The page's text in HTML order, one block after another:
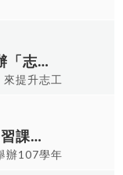
日前報
本部建置
全國資訊
至全國資
理。 (三)
31日前，
本部辦
中華非營利組織發展協會將舉辦「志願服務基礎訓練及志願服務特殊訓練-社會福利類」，請鼓勵學生踴躍參加，詳如說明。
提升志工
，經由培
累積服務
與地方服
107學年度第2學期 「服務學學習課程」成果競賽得獎名單。
辦107學年